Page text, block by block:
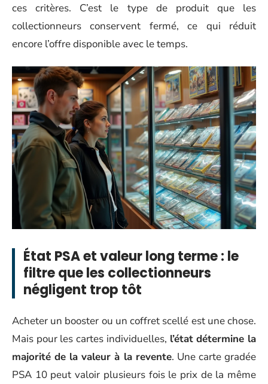
ces critères. C’est le type de produit que les
collectionneurs conservent fermé, ce qui réduit
encore l’offre disponible avec le temps.
État PSA et valeur long terme : le
filtre que les collectionneurs
négligent trop tôt
Acheter un booster ou un coffret scellé est une chose.
Mais pour les cartes individuelles, l’état détermine la
majorité de la valeur à la revente. Une carte gradée
PSA 10 peut valoir plusieurs fois le prix de la même